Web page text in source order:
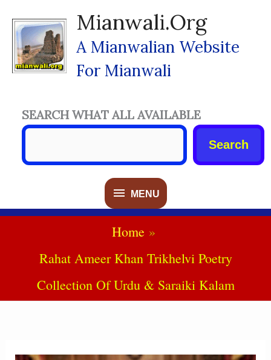
Content
Mianwali.org
A Mianwalian Website
For Mianwali
MENU
MENU
SEARCH WHAT ALL AVAILABLE
Search
Home
Rahat Ameer Khan Trikhelvi Poetry
Collection Of Urdu & Saraiki Kalam